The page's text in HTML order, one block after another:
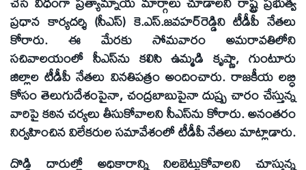
ప్రధాన కార్యదర్శి (సీఎస్‌) కె.ఎస్‌.జవహర్‌రెడ్డిని టీడీపీ నేతలు
కోరారు. ఈ మేరకు సోమవారం అమరావతిలోని
సచివాలయంలో సీఎస్‌ను కలిసి ఉమ్మడి కృష్ణా, గుంటూరు
జిల్లాల టీడీపీ నేతలు వినతిపత్రం అందించారు. రాజకీయ లబ్ధి
కోసం తెలుగుదేశంపైనా, చంద్రబాబుపైనా దుష్ప్ర చారం చేస్తున్న
వారిపై కఠిన చర్యలు తీసుకోవాలని సీఎస్‌ను కోరారు. అనంతరం
నిర్వహించిన విలేకరుల సమావేశంలో టీడీపీ నేతలు మాట్లాడారు.
దొడ్డి దారుల్లో అధికారాన్ని నిలబెట్టుకోవాలని చూస్తున్న